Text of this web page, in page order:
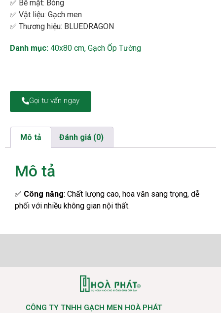
✅ Bề mặt: Bóng
✅ Vật liệu: Gạch men
✅ Thương hiệu: BLUEDRAGON
Danh mục: 40x80 cm, Gạch Ốp Tường
Gọi tư vấn ngay
Mô tả Đánh giá (0)
Mô tả
✅ Công năng: Chất lượng cao, hoa văn sang trọng, dễ
phối với nhiều không gian nội thất.
CÔNG TY TNHH GẠCH MEN HOÀ PHÁT